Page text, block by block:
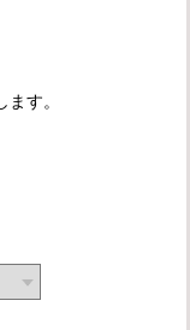
す。